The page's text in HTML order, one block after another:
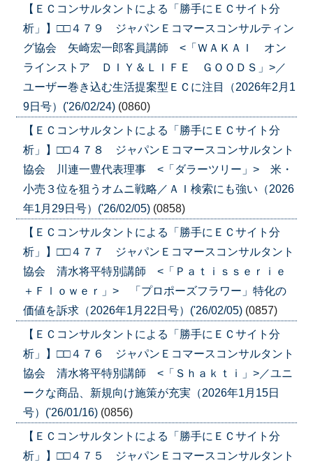
【ＥＣコンサルタントによる「勝手にＥＣサイト分
析」】□□４７９ ジャパンＥコマースコンサルティン
グ協会 矢崎宏一郎客員講師 <「ＷＡＫＡＩ オン
ラインストア ＤＩＹ＆ＬＩＦＥ ＧＯＯＤＳ」>／
ユーザー巻き込む生活提案型ＥＣに注目（2026年2月1
9日号）('26/02/24) (0860)
【ＥＣコンサルタントによる「勝手にＥＣサイト分
析」】□□４７８ ジャパンＥコマースコンサルタント
協会 川連一豊代表理事 <「ダラーツリー」> 米・
小売３位を狙うオムニ戦略／ＡＩ検索にも強い（2026
年1月29日号）('26/02/05) (0858)
【ＥＣコンサルタントによる「勝手にＥＣサイト分
析」】□□４７７ ジャパンＥコマースコンサルタント
協会 清水将平特別講師 <「Ｐａｔｉｓｓｅｒｉｅ
＋Ｆｌｏｗｅｒ」> 「プロポーズフラワー」特化の
価値を訴求（2026年1月22日号）('26/02/05) (0857)
【ＥＣコンサルタントによる「勝手にＥＣサイト分
析」】□□４７６ ジャパンＥコマースコンサルタント
協会 清水将平特別講師 <「Ｓｈａｋｔｉ」>／ユニ
ークな商品、新規向け施策が充実（2026年1月15日
号）('26/01/16) (0856)
【ＥＣコンサルタントによる「勝手にＥＣサイト分
析」】□□４７５ ジャパンＥコマースコンサルタント